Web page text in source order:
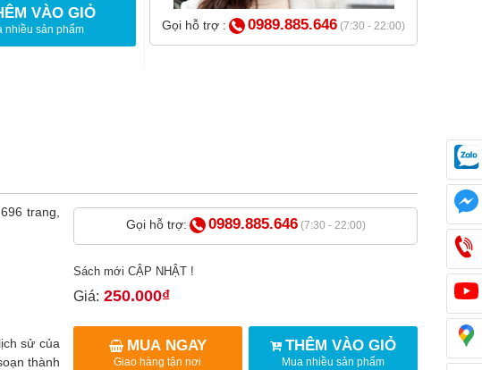
VÀO GIỎ
nhiều sản phẩm Gọi hỗ trợ : 0989.885.646 (7:30 - 22:00)
trang,
sử của
thành
Gọi hỗ trợ: 0989.885.646 (7:30 - 22:00)
Sách mới CẬP NHẬT !
Giá: 250.000₫
MUA NGAY
Giao hàng tận nơi
THÊM VÀO GIỎ
Mua nhiều sản phẩm